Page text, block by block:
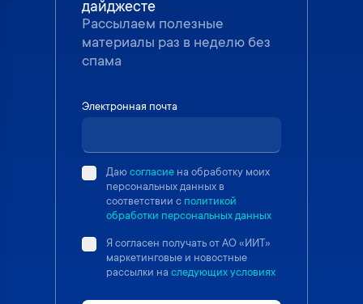
дайджесте
Рассылаем полезные
материалы раз в неделю без
спама
Электронная почта
Даюсогласие на обработку моих
персональных данных в
соответствии с политикой
обработки персональных данных
Я согласен получать от АО «ИИТ»
маркетинговые и новостные
рассылки на следующих условиях